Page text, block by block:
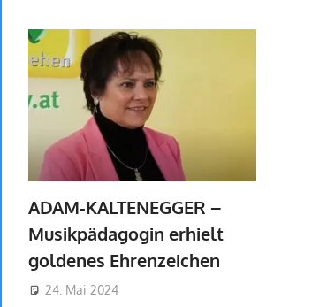
ADAM-KALTENEGGER –
Musikpädagogin erhielt
goldenes Ehrenzeichen
24. Mai 2024